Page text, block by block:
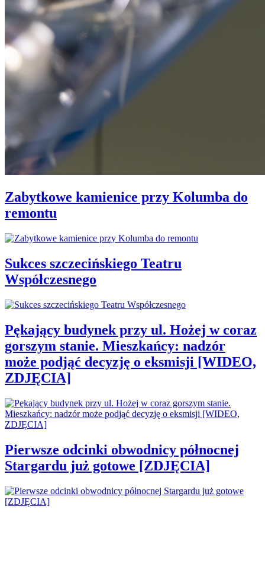
Zabytkowe kamienice przy Kolumba do
remontu
Sukces szczecińskiego Teatru
Współczesnego
Pękający budynek przy ul. Hożej w coraz
gorszym stanie. Mieszkańcy: nadzór
może podjąć decyzję o eksmisji [WIDEO,
ZDJĘCIA]
Pierwsze odcinki obwodnicy północnej
Stargardu już gotowe [ZDJĘCIA]